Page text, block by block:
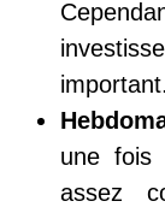
important.
une fois
assez